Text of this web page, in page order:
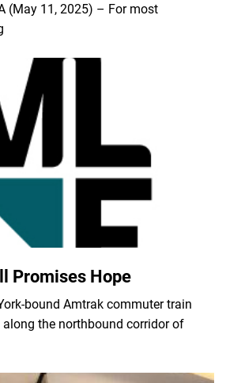
11, 2025) – For most
Promises Hope
bound Amtrak commuter train
the northbound corridor of